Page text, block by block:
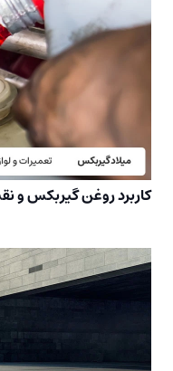
کاربرد روغن گیربکس و